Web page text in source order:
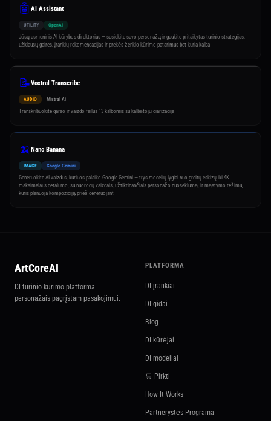
🤖 AI Assistant
UTILITY OpenAI
Jūsų asmeninis AI kūrybos direktorius — susiekite savo personažą ir gaukite pritaikytas turinio strategijas,
užklausų gaires, įrankių rekomendacijas ir prekės ženklo kūrimo patarimus bet kuria kalba
📝Voxtral Transcribe
AUDIO Mistral AI
Transkribuokite garso ir vaizdo failus 13 kalbomis su kalbėtojų diarizacija
🍌 Nano Banana
IMAGE Google Gemini
Generuokite AI vaizdus, kuriuos palaiko Google Gemini — trys modelių lygiai nuo greitų eskizų iki 4K
maksimalaus detalumo, su nuorodų vaizdais, užtikrinančiais personažo nuoseklumą, ir mąstymo režimu,
kuris planuoja kompoziciją prieš generuojant
ArtCoreAI
DI turinio kūrimo platforma
personažais pagrįstam pasakojimui.
PLATFORMA
DI įrankiai
DI gidai
Blog
DI kūrėjai
DI modeliai
🛒 Pirkti
How It Works
Partnerystės Programa